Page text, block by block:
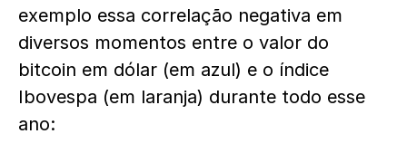
exemplo essa correlação negativa em
diversos momentos entre o valor do
bitcoin em dólar (em azul) e o índice
Ibovespa (em laranja) durante todo esse
ano: